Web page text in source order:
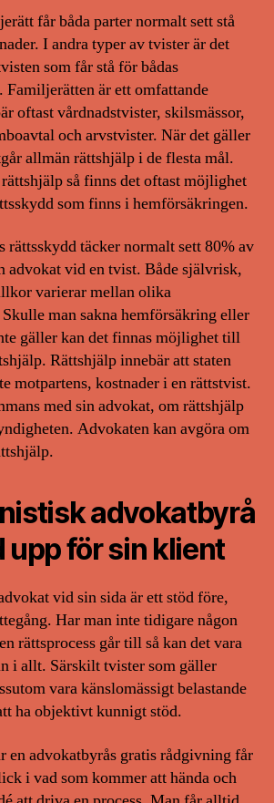
får båda parter normalt sett stå
I andra typer av tvister är det
som får stå för bådas
Familjerätten är ett omfattande
oftast vårdnadstvister, skilsmässor,
och arvstvister. När det gäller
allmän rättshjälp i de flesta mål.
så finns det oftast möjlighet
som finns i hemförsäkringen.
rättsskydd täcker normalt sett 80% av
advokat vid en tvist. Både självrisk,
varierar mellan olika
man sakna hemförsäkring eller
gäller kan det finnas möjlighet till
Rättshjälp innebär att staten
motpartens, kostnader i en rättstvist.
med sin advokat, om rättshjälp
Advokaten kan avgöra om
advokatbyrå
upp för sin klient
vid sin sida är ett stöd före,
Har man inte tidigare någon
rättsprocess går till så kan det vara
i allt. Särskilt tvister som gäller
vara känslomässigt belastande
ha objektivt kunnigt stöd.
en advokatbyrås gratis rådgivning får
i vad som kommer att hända och